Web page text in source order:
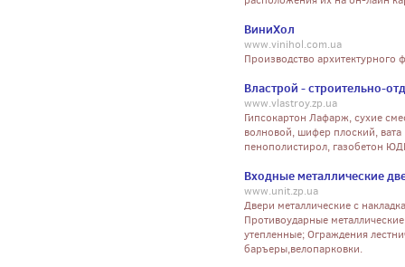
ВиниХол
www.vinihol.com.ua
Производство архитектурного
Властрой - строительно-
www.vlastroy.zp.ua
Гипсокартон Лафарж, сухие
волновой, шифер плоский, вата
пенополистирол, газобетон
Входные металлические
www.unit.zp.ua
Двери металлические с
Противоударные
утепленные; Ограждения
баръеры,велопарковки.